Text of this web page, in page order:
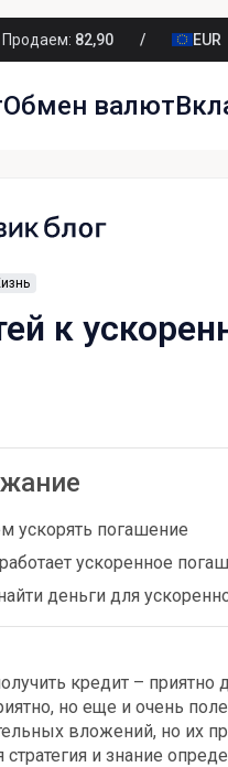
Продаем: 82,90 EUR
Обмен валют
к
ускорять погашение
ускоренное
деньги для
кредит –
но еще и очень
вложений, но их
стратегия и знание